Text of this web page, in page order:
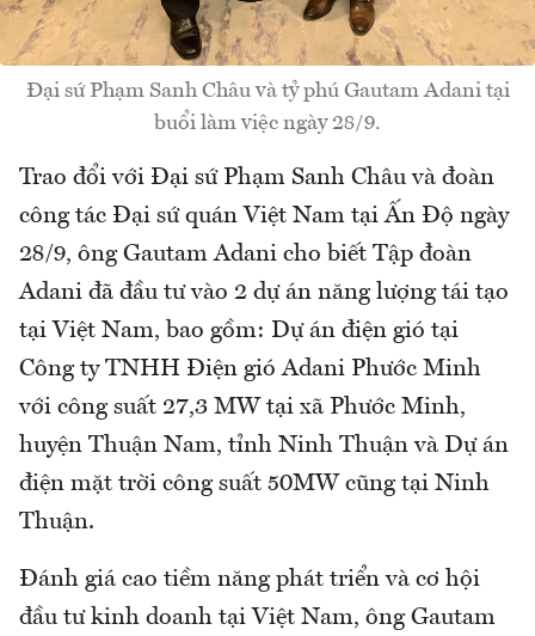
Đại sứ Phạm Sanh Châu và tỷ phú Gautam Adani tại
buổi làm việc ngày 28/9.
Trao đổi với Đại sứ Phạm Sanh Châu và đoàn
công tác Đại sứ quán Việt Nam tại Ấn Độ ngày
28/9, ông Gautam Adani cho biết Tập đoàn
Adani đã đầu tư vào 2 dự án năng lượng tái tạo
tại Việt Nam, bao gồm: Dự án điện gió tại
Công ty TNHH Điện gió Adani Phước Minh
với công suất 27,3 MW tại xã Phước Minh,
huyện Thuận Nam, tỉnh Ninh Thuận và Dự án
điện mặt trời công suất 50MW cũng tại Ninh
Thuận.
Đánh giá cao tiềm năng phát triển và cơ hội
đầu tư kinh doanh tại Việt Nam, ông Gautam